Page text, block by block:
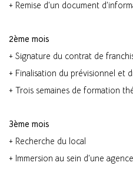
+ Remise d’un document
2ème mois
+ Signature du contrat de
+ Finalisation du prévisionnel et
+ Trois semaines de formation
3ème mois
+ Recherche du local
+ Immersion au sein d’une agence